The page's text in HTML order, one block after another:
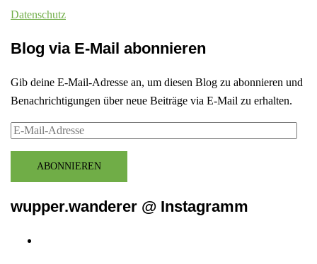
Datenschutz
Blog via E-Mail abonnieren
Gib deine E-Mail-Adresse an, um diesen Blog zu abonnieren und
Benachrichtigungen über neue Beiträge via E-Mail zu erhalten.
E-
AdresseABONNIEREN
wupper.wanderer @ Instagramm